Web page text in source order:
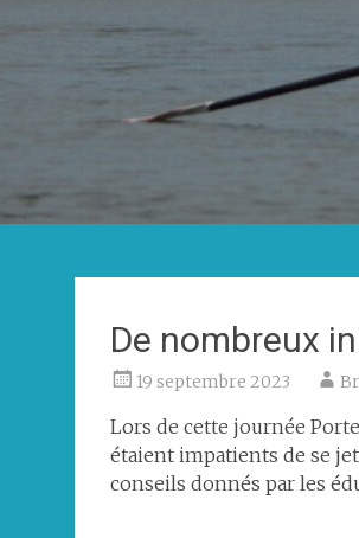
De nombreux
19 septembre 2023
Lors de cette journée
étaient impatients de se
conseils donnés par les